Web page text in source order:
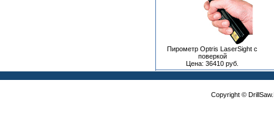
Пирометр Optris LaserSight с
поверкой
Цена: 36410 руб.
Copyright ©